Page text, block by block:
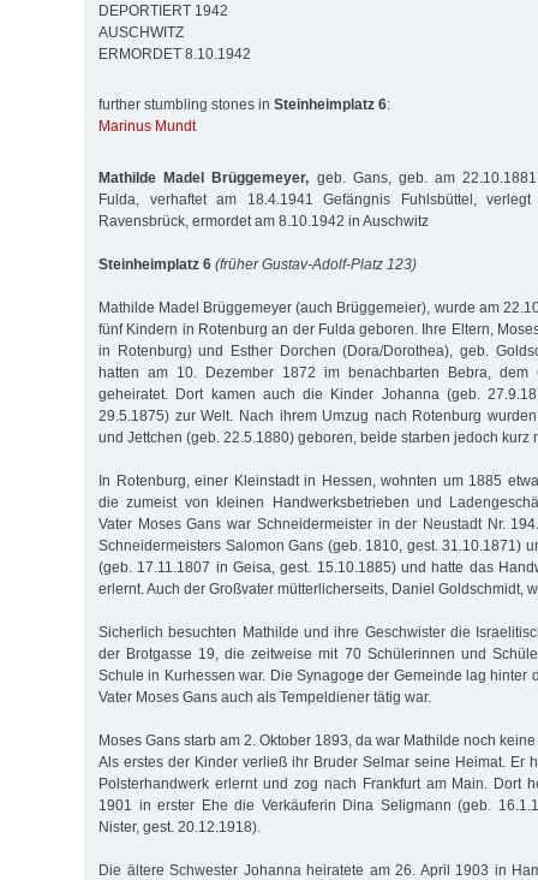
DEPORTIERT 1942
AUSCHWITZ
ERMORDET 8.10.1942
further stumbling stones in Steinheimplatz 6:
Marinus Mundt
Mathilde Madel Brüggemeyer, geb. Gans, geb. am
Fulda, verhaftet am 18.4.1941 Gefängnis Fuhlsbüttel,
Ravensbrück, ermordet am 8.10.1942 in Auschwitz
Steinheimplatz 6 (früher Gustav-Adolf-Platz 123)
Mathilde Madel Brüggemeyer (auch Brüggemeier), wurde am
fünf Kindern in Rotenburg an der Fulda geboren. Ihre Eltern,
in Rotenburg) und Esther Dorchen (Dora/Dorothea), geb.
hatten am 10. Dezember 1872 im benachbarten Bebra, dem
geheiratet. Dort kamen auch die Kinder Johanna (geb.
29.5.1875) zur Welt. Nach ihrem Umzug nach Rotenburg
und Jettchen (geb. 22.5.1880) geboren, beide starben jedoch kurz
In Rotenburg, einer Kleinstadt in Hessen, wohnten um 1885
die zumeist von kleinen Handwerksbetrieben und
Vater Moses Gans war Schneidermeister in der Neustadt Nr.
Schneidermeisters Salomon Gans (geb. 1810, gest. 31.10.1871)
(geb. 17.11.1807 in Geisa, gest. 15.10.1885) und hatte das
erlernt. Auch der Großvater mütterlicherseits, Daniel Goldschmidt,
Sicherlich besuchten Mathilde und ihre Geschwister die
der Brotgasse 19, die zeitweise mit 70 Schülerinnen und
Schule in Kurhessen war. Die Synagoge der Gemeinde lag hinter
Vater Moses Gans auch als Tempeldiener tätig war.
Moses Gans starb am 2. Oktober 1893, da war Mathilde noch
Als erstes der Kinder verließ ihr Bruder Selmar seine Heimat. Er
Polsterhandwerk erlernt und zog nach Frankfurt am Main. Dort
1901 in erster Ehe die Verkäuferin Dina Seligmann (geb.
Nister, gest. 20.12.1918).
Die ältere Schwester Johanna heiratete am 26. April 1903 in